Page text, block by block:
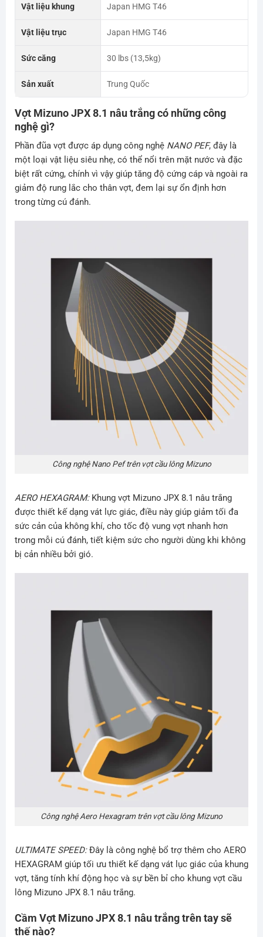
Vật liệu khung Japan HMG T46
Vật liệu trục Japan HMG T46
Sức căng 30 lbs (13,5kg)
Sản xuất Trung Quốc
Vợt Mizuno JPX 8.1 nâu trắng có những công
nghệ gì?
Phần đũa vợt được áp dụng công nghệ NANO PEF, đây là
một loại vật liệu siêu nhẹ, có thể nổi trên mặt nước và đặc
biệt rất cứng, chính vì vậy giúp tăng độ cứng cáp và ngoài ra
giảm độ rung lắc cho thân vợt, đem lại sự ổn định hơn
trong từng cú đánh.
Công nghệ Nano Pef trên vợt cầu lông Mizuno
AERO HEXAGRAM:Khung vợt Mizuno JPX 8.1 nâu trắng
được thiết kế dạng vát lực giác, điều này giúp giảm tối đa
sức cản của không khí, cho tốc độ vung vợt nhanh hơn
trong mỗi cú đánh, tiết kiệm sức cho người dùng khi không
bị cản nhiều bởi gió.
Công nghệ Aero Hexagram trên vợt cầu lông Mizuno
ULTIMATE SPEED:Đây là công nghệ bổ trợ thêm cho AERO
HEXAGRAM giúp tối ưu thiết kế dạng vát lục giác của khung
vợt, tăng tính khí động học và sự bền bỉ cho khung vợt cầu
lông Mizuno JPX 8.1 nâu trắng.
Cầm Vợt Mizuno JPX 8.1 nâu trắng trên tay sẽ
thế nào?